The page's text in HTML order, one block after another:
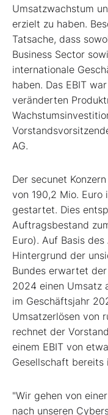
Umsatzwachstum
erzielt zu haben.
Tatsache, dass
Business Sector
internationale
haben. Das EBIT
veränderten
AG.
Der secunet
von 190,2 Mio.
gestartet. Dies
Auftragsbestand
Euro). Auf Basis
Hintergrund der
Bundes erwartet
2024 einen Umsatz
im Geschäftsjahr
Umsatzerlösen von
rechnet der
einem EBIT von
Gesellschaft
"Wir gehen von
nach unseren